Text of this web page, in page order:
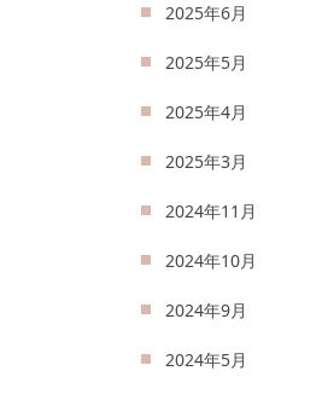
2025年6月
2025年5月
2025年4月
2025年3月
2024年11月
2024年10月
2024年9月
2024年5月